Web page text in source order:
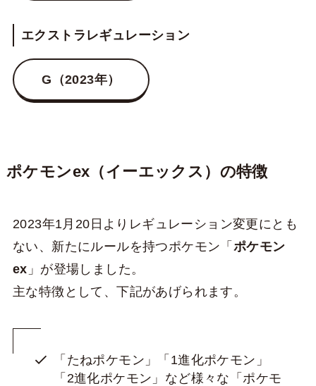
エクストラレギュレーション
G（2023年）
ポケモンex（イーエックス）の特徴
2023年1月20日よりレギュレーション変更にとも
ない、新たにルールを持つポケモン「 ポケモン
ex 」が登場しました。
主な特徴として、下記があげられます。
「たねポケモン」「1進化ポケモン」
「2進化ポケモン」など様々な「ポケモ